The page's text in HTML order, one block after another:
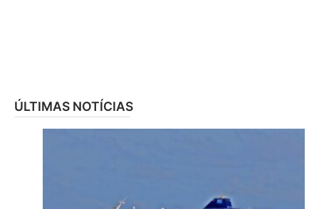
ÚLTIMAS NOTÍCIAS